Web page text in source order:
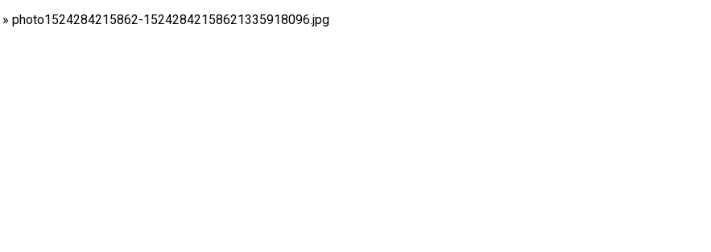
» photo1524284215862-15242842158621335918096.jpg